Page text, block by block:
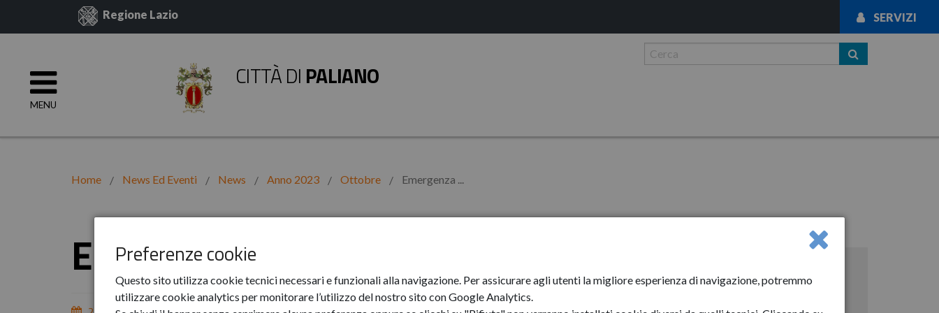
Preferenze cookie
Questo sito utilizza cookie tecnici necessari e funzionali alla navigazione. Per assicurare agli utenti la migliore esperienza di navigazione, potremmo
utilizzare cookie analytics per monitorare l’utilizzo del nostro sito con Google Analytics.
Regione Lazio SERVIZI
MENU
CITTÀ DI PALIANO
Home News Ed Eventi News Anno 2023 Ottobre Emergenza ...
Emergenza bambini a Gaza
Anno-2024